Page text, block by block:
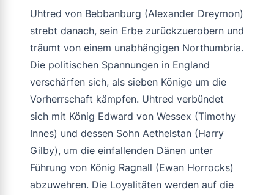
Uhtred von Bebbanburg (Alexander Dreymon)
strebt danach, sein Erbe zurückzuerobern und
träumt von einem unabhängigen Northumbria.
Die politischen Spannungen in England
verschärfen sich, als sieben Könige um die
Vorherrschaft kämpfen. Uhtred verbündet
sich mit König Edward von Wessex (Timothy
Innes) und dessen Sohn Aethelstan (Harry
Gilby), um die einfallenden Dänen unter
Führung von König Ragnall (Ewan Horrocks)
abzuwehren. Die Loyalitäten werden auf die